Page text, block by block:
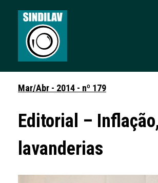
Mar/Abr - 2014 - nº 179
Editorial –
lavanderias